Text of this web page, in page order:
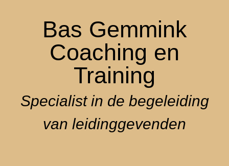
Bas Gemmink
Coaching en
Training
Specialist in de begeleiding
van leidinggevenden